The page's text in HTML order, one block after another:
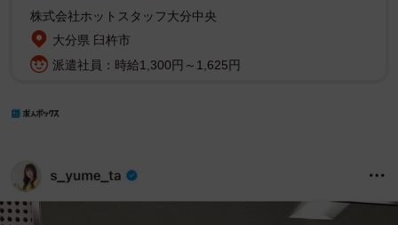
株式会社ホットスタッフ大分中央
大分県 臼杵市
派遣社員：時給1,300円～1,625円